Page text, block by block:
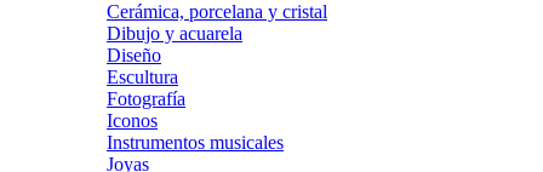
Cerámica, porcelana y cristal
Dibujo y acuarela
Diseño
Escultura
Fotografía
Iconos
Instrumentos musicales
Joyas